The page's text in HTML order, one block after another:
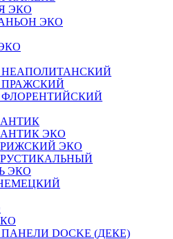
ЭКО
ЭКО
ЭКО
ЭКО
ЭКО